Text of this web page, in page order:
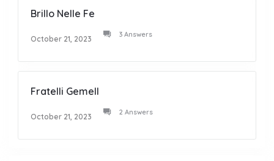
Brillo Nelle Fe
October 21, 2023 3 Answers
Fratelli Gemell
October 21, 2023 2 Answers